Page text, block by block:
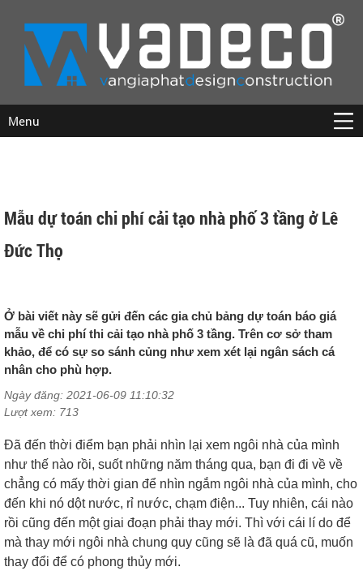
Menu
Mẫu dự toán chi phí cải tạo nhà phố 3 tầng ở Lê
Đức Thọ
Ở bài viết này sẽ gửi đến các gia chủ bảng dự toán báo giá
mẫu về chi phí thi cải tạo nhà phố 3 tầng. Trên cơ sở tham
khảo, để có sự so sánh củng như xem xét lại ngân sách cá
nhân cho phù hợp.
Ngày đăng: 2021-06-09 11:10:32
Lượt xem: 713
Đã đến thời điểm bạn phải nhìn lại xem ngôi nhà của mình
như thế nào rồi, suốt những năm tháng qua, bạn đi đi về về
chẳng có mấy thời gian để nhìn ngắm ngôi nhà của mình, cho
đến khi nó dột nước, rỉ nước, chạm điện... Tuy nhiên, cái nào
rồi cũng đến một giai đoạn phải thay mới. Thì với cái lí do để
mà thay mới ngôi nhà chung quy cũng sẽ là đã quá cũ, muốn
thay đổi để có phong thủy mới.